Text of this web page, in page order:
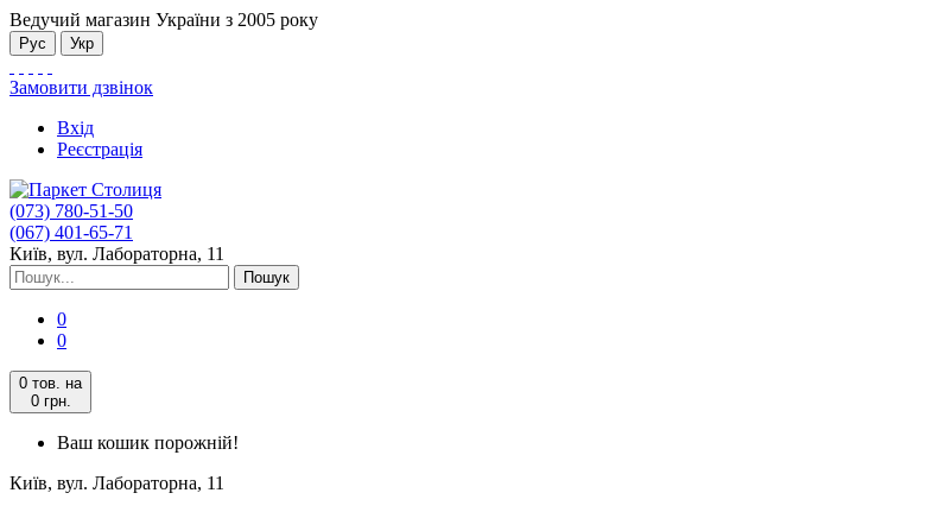
Ведучий магазин України з 2005 року
Рус Укр
Замовити дзвінок
Вхід
Реєстрація
(073) 780-51-50
(067) 401-65-71
Київ, вул. Лабораторна, 11
Пошук
0
0
0 тов. на
0 грн.
Ваш кошик порожній!
Київ, вул. Лабораторна, 11